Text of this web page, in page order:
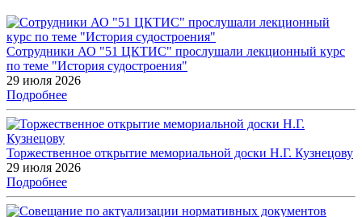
Сотрудники АО "51 ЦКТИС" прослушали лекционный курс
по теме "История судостроения"
29 июля 2026
Подробнее
Торжественное открытие мемориальной доски Н.Г. Кузнецову
29 июля 2026
Подробнее